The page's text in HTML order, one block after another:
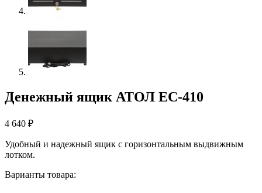
Денежный ящик АТОЛ EC-410
4 640 ₽
Удобный и надежный ящик с горизонтальным выдвижным
лотком.
Варианты товара: